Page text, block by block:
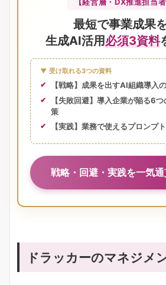
最短で事業成果
生成AI活用必須3資料
▼ 受け取れる3つの資料
【戦略】成果を出すAI組織導入
【失敗回避】導入企業が陥る6
策
【実践】業務で使えるプロンプ
戦略・回避・実践を一気
ドラッカーのマネジメ